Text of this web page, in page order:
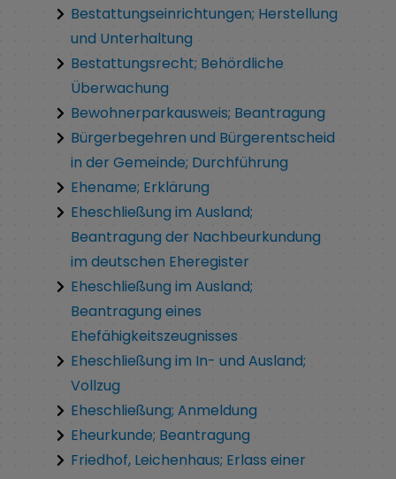
Bestattungseinrichtungen; Herstellung
und Unterhaltung
Bestattungsrecht; Behördliche
Überwachung
Bewohnerparkausweis; Beantragung
Bürgerbegehren und Bürgerentscheid
in der Gemeinde; Durchführung
Ehename; Erklärung
Eheschließung im Ausland;
Beantragung der Nachbeurkundung
im deutschen Eheregister
Eheschließung im Ausland;
Beantragung eines
Ehefähigkeitszeugnisses
Eheschließung im In- und Ausland;
Vollzug
Eheschließung; Anmeldung
Eheurkunde; Beantragung
Friedhof, Leichenhaus; Erlass einer